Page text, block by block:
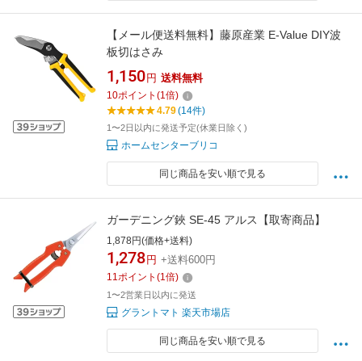
【メール便送料無料】藤原産業 E-Value DIY波
板切はさみ
1,150 円 送料無料
10ポイント (1倍)
4.79(14件)
1〜2日以内に発送予定(休業日除く)
ホームセンターブリコ
同じ商品を安い順で見る
ガーデニング鋏 SE-45 アルス【取寄商品】
1,878円(価格+送料)
1,278 円 +送料600円
11ポイント (1倍)
1〜2営業日以内に発送
グラントマト 楽天市場店
同じ商品を安い順で見る